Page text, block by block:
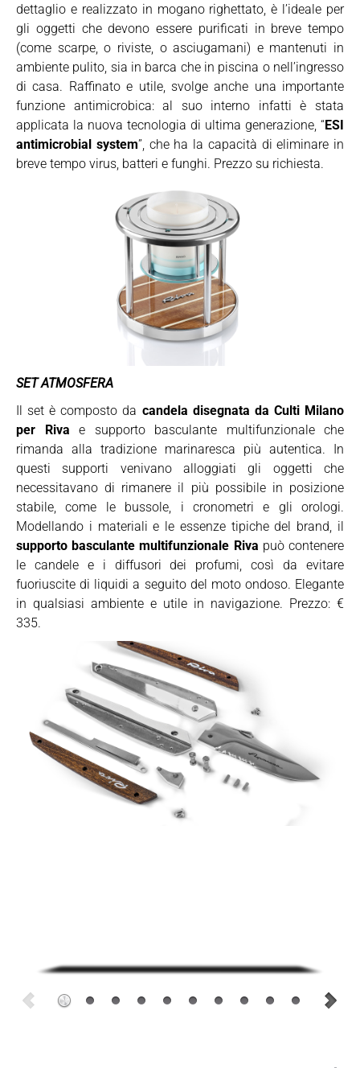
dettaglio e realizzato in mogano righettato, è l’ideale per
gli oggetti che devono essere purificati in breve tempo
(come scarpe, o riviste, o asciugamani) e mantenuti in
ambiente pulito, sia in barca che in piscina o nell’ingresso
di casa. Raffinato e utile, svolge anche una importante
funzione antimicrobica: al suo interno infatti è stata
applicata la nuova tecnologia di ultima generazione, “ESI
antimicrobial system”, che ha la capacità di eliminare in
breve tempo virus, batteri e funghi. Prezzo su richiesta.
SET ATMOSFERA
Il set è composto da candela disegnata da Culti Milano
per Riva e supporto basculante multifunzionale che
rimanda alla tradizione marinaresca più autentica. In
questi supporti venivano alloggiati gli oggetti che
necessitavano di rimanere il più possibile in posizione
stabile, come le bussole, i cronometri e gli orologi.
Modellando i materiali e le essenze tipiche del brand, il
supporto basculante multifunzionale Riva può contenere
le candele e i diffusori dei profumi, così da evitare
fuoriuscite di liquidi a seguito del moto ondoso. Elegante
in qualsiasi ambiente e utile in navigazione. Prezzo: €
335.